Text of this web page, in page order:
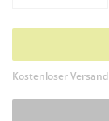
Kostenloser